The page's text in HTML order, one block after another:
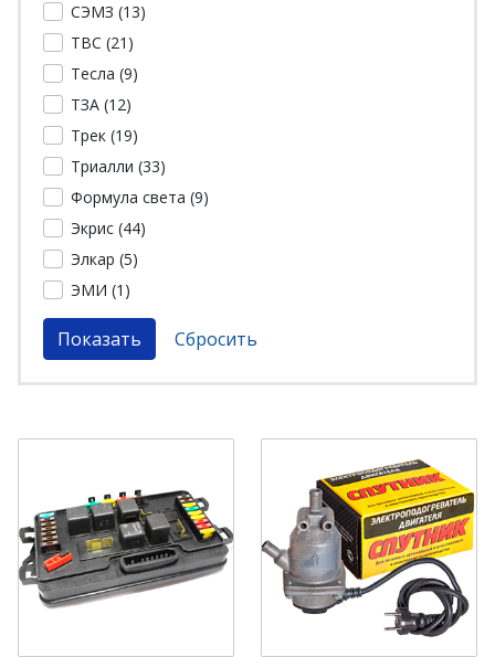
СЭМЗ (13)
ТВС (21 )
Тесла (9)
ТЗА (12)
Трек (19)
Триалли (33)
Формула света (9)
Экрис (44)
Элкар (5)
ЭМИ (1 )